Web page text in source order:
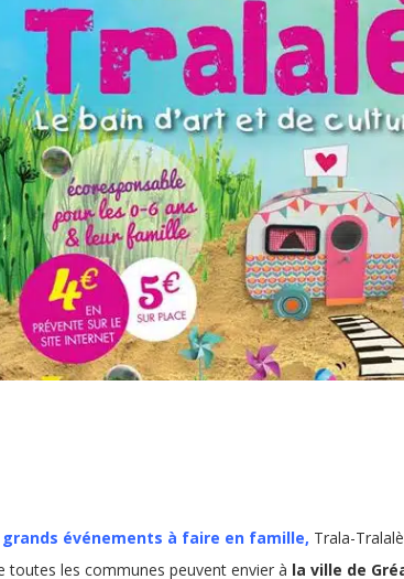
grands événements à faire en famille, Trala-
toutes les communes peuvent envier à la ville de